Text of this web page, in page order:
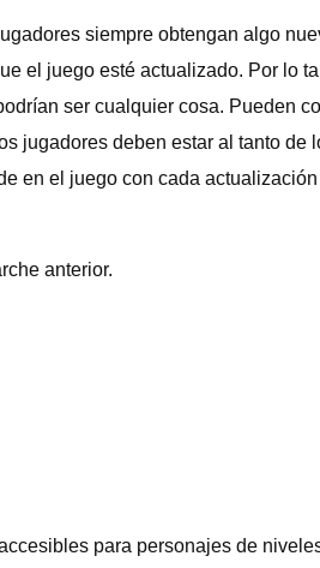
siempre obtengan algo
el juego esté actualizado. Por lo
ser cualquier cosa. Pueden
jugadores deben estar al tanto de
en el juego con cada
anterior.
para personajes de